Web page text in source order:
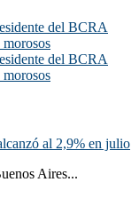
del BCRA
del BCRA
al 2,9% en julio
Aires...